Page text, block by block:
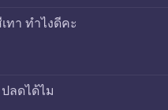
ทา ทำไงดีคะ
ลดได้ไม